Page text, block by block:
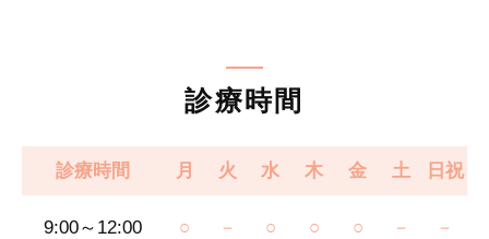
診療時間
診療時間 月 火 水 木 金 土 日祝
9:00～12:00 ○ － ○ ○ ○ － －